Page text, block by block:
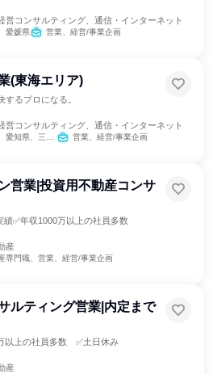
営コンサルティング、通信・インターネット
愛媛県 営業、経営/事業企画
(東海エリア)
るプロになる。
営コンサルティング、通信・インターネット
知県、三重県 営業、経営/事業企画
営業|投資用不動産コンサ
✅年収1000万以上の社員多数
産
専門職、営業、経営/事業企画
ルティング営業|内定まで
以上の社員多数 ✅土日休み
産